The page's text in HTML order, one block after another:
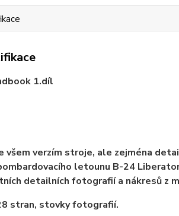
1.díl
všem verzím stroje, ale zejména
letounu B-24
detailních fotografií a nákresů z
stran, stovky fotografií.